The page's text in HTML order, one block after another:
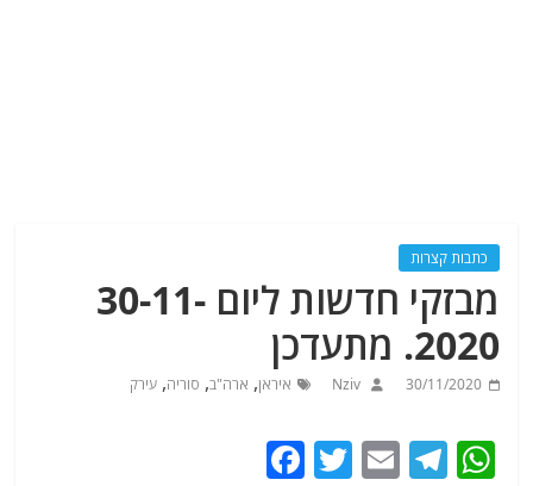
כתבות קצרות
מבזקי חדשות ליום 30-11-
2020. מתעדכן
30/11/2020
Nziv איראן, ארה"ב, סוריה,עירק
W
T
E
T